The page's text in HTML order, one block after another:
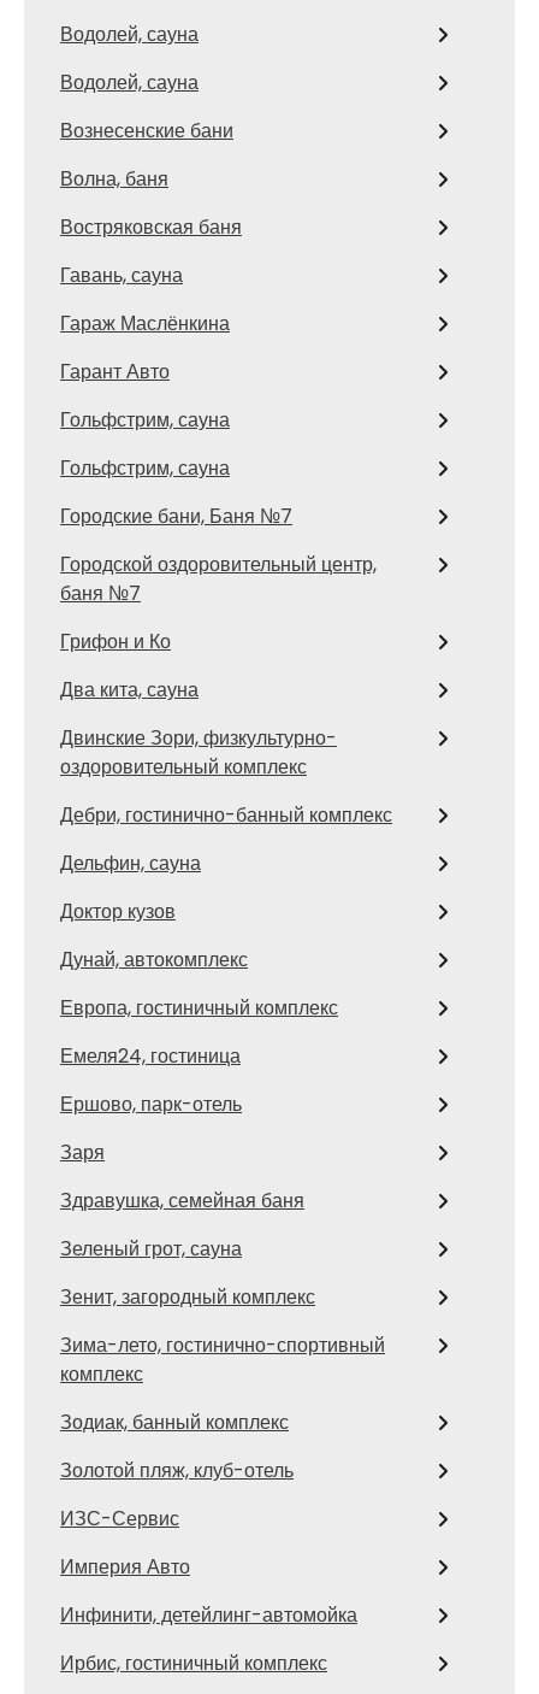
Водолей, сауна
Водолей, сауна
Вознесенские бани
Волна, баня
Востряковская баня
Гавань, сауна
Гараж Маслёнкина
Гарант Авто
Гольфстрим, сауна
Гольфстрим, сауна
Городские бани, Баня №7
Городской оздоровительный центр,
баня №7
Грифон и Ко
Два кита, сауна
Двинские Зори, физкультурно-
оздоровительный комплекс
Дебри, гостинично-банный комплекс
Дельфин, сауна
Доктор кузов
Дунай, автокомплекс
Европа, гостиничный комплекс
Емеля24, гостиница
Ершово, парк-отель
Заря
Здравушка, семейная баня
Зеленый грот, сауна
Зенит, загородный комплекс
Зима-лето, гостинично-спортивный
комплекс
Зодиак, банный комплекс
Золотой пляж, клуб-отель
ИЗС-Сервис
Империя Авто
Инфинити, детейлинг-автомойка
Ирбис, гостиничный комплекс